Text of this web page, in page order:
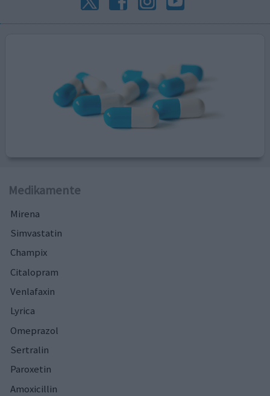
Medikamente
Mirena
Simvastatin
Champix
Citalopram
Venlafaxin
Lyrica
Omeprazol
Sertralin
Paroxetin
Amoxicillin